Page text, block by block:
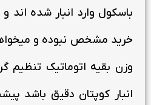
باسکول وارد انبار شده اند
خرید مشخص نبوده و
وزن بقیه اتوماتیک
انبار کوپتان دقیق باشد